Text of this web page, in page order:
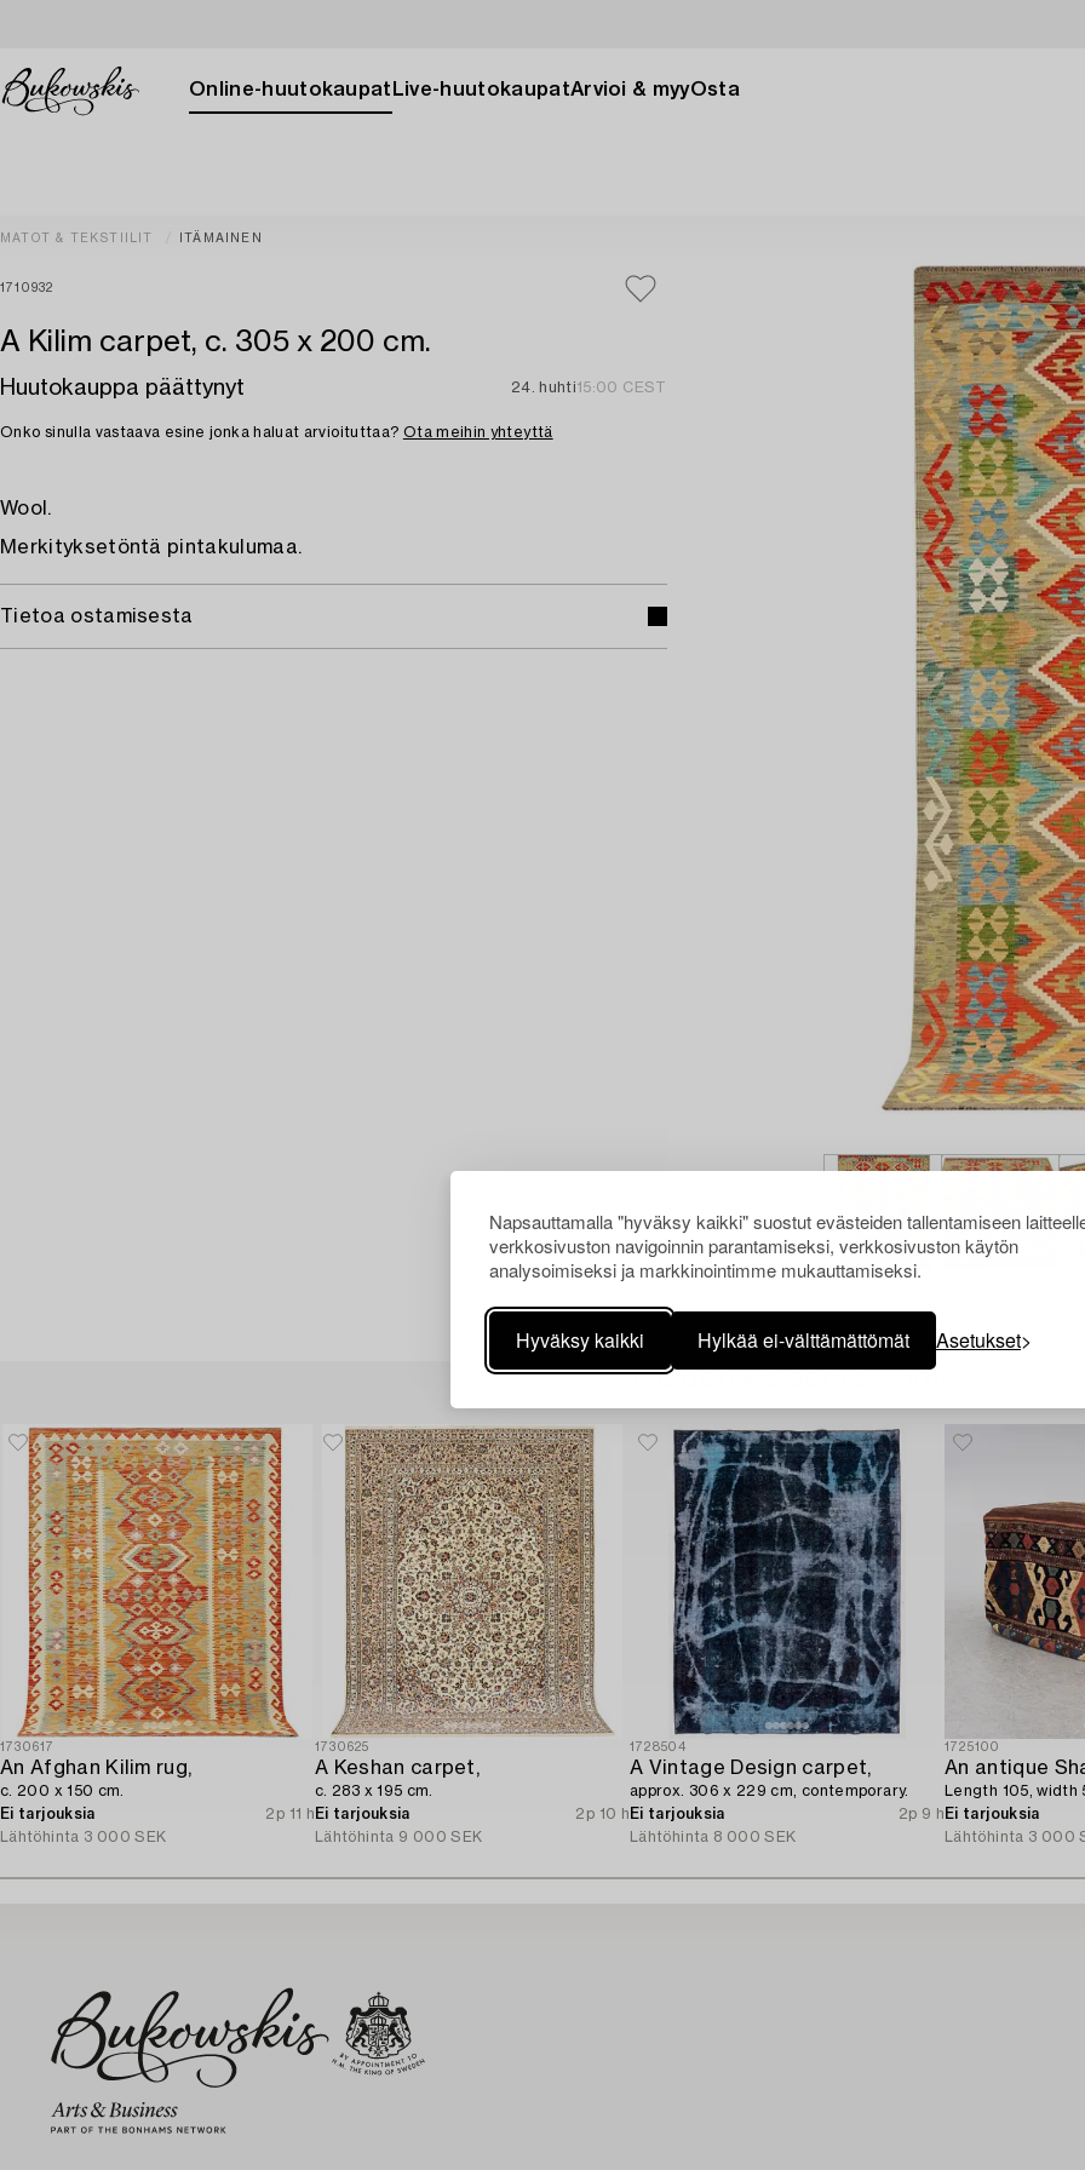
Napsauttamalla "hyväksy kaikki" suostut evästeiden tallentamiseen
verkkosivuston navigoinnin parantamiseksi, verkkosivuston käytön
analysoimiseksi ja markkinointimme mukauttamiseksi.
Hyväksy kaikki Hylkää ei-välttämättömät Asetukset
Online-huutokaupat Live-huutokaupatArvioi & myyOsta
MATOT & TEKSTIILIT ITÄMAINEN
1710932
A Kilim carpet, c. 305 x 200 cm.
Huutokauppa päättynyt 24. huhti15:00 CEST
Onko sinulla vastaava esine jonka haluat arvioituttaa? Ota meihin yhteyttä
Wool.
Merkityksetöntä pintakulumaa.
Tietoa ostamisesta
Muiden katsomia kohteita
1730617
An Afghan Kilim rug,
c. 200 x 150 cm.
Ei tarjouksia
2p 11 h
Lähtöhinta 3 000 SEK
1730625
A Keshan carpet,
c. 283 x 195 cm.
Ei tarjouksia
2p 10 h
Lähtöhinta 9 000 SEK
1728504
A Vintage Design carpet,
approx. 306 x 229 cm, contemporary.
Ei tarjouksia
2p 9 h
Lähtöhinta 8 000 SEK
1725100
An antique
Length 105, width
Ei tarjouksia
Lähtöhinta 3 000